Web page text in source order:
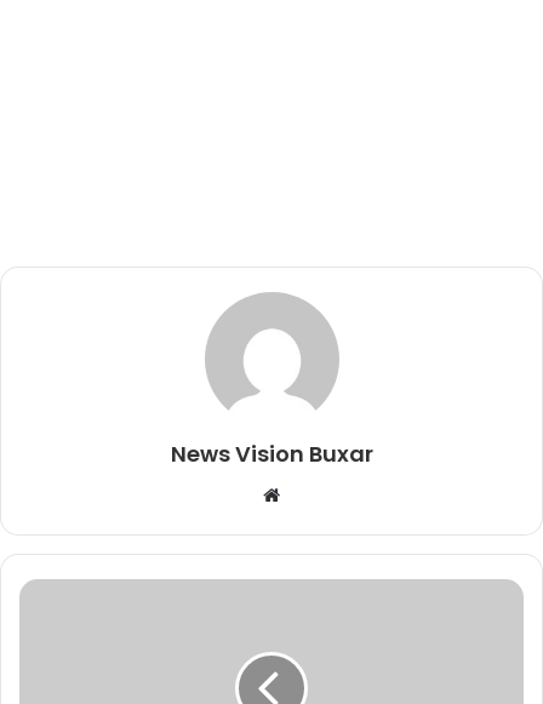
News Vision Buxar
b
s